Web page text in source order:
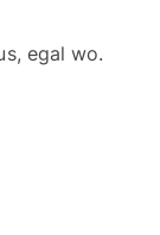
egal wo.